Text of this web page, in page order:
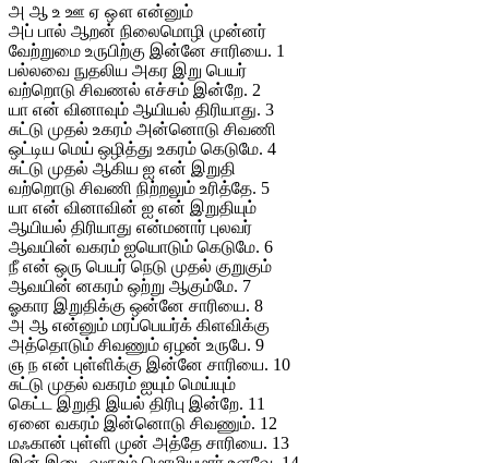
அ ஆ உ ஊ ஏ ஔ என்னும்
அப் பால் ஆறன் நிலைமொழி முன்னர்
வேற்றுமை உருபிற்கு இன்னே சாரியை. 1
பல்லவை நுதலிய அகர இறு பெயர்
வற்றொடு சிவணல் எச்சம் இன்றே. 2
யா என் வினாவும் ஆயியல் திரியாது. 3
சுட்டு முதல் உகரம் அன்னொடு சிவணி
ஒட்டிய மெய் ஒழித்து உகரம் கெடுமே. 4
சுட்டு முதல் ஆகிய ஐ என் இறுதி
வற்றொடு சிவணி நிற்றலும் உரித்தே. 5
யா என் வினாவின் ஐ என் இறுதியும்
ஆயியல் திரியாது என்மனார் புலவர்
ஆவயின் வகரம் ஐயொடும் கெடுமே. 6
நீ என் ஒரு பெயர் நெடு முதல் குறுகும்
ஆவயின் னகரம் ஒற்று ஆகும்மே. 7
ஓகார இறுதிக்கு ஒன்னே சாரியை. 8
அ ஆ என்னும் மரப்பெயர்க் கிளவிக்கு
அத்தொடும் சிவணும் ஏழன் உருபே. 9
ஞ ந என் புள்ளிக்கு இன்னே சாரியை. 10
சுட்டு முதல் வகரம் ஐயும் மெய்யும்
கெட்ட இறுதி இயல் திரிபு இன்றே. 11
ஏனை வகரம் இன்னொடு சிவணும். 12
மஃகான் புள்ளி முன் அத்தே சாரியை. 13